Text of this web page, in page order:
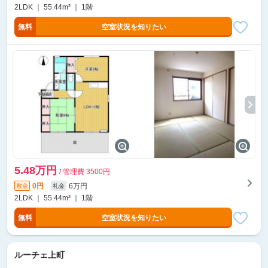
2LDK ｜ 55.44m² ｜ 1階
無料 空室状況を知りたい
5.48万円 / 管理費 3500円
敷金 0円 礼金
6万円
2LDK ｜ 55.44m² ｜ 1階
無料 空室状況を知りたい
ルーチェ上町